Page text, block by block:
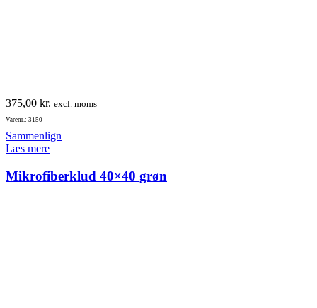
375,00 kr. excl. moms
Varenr.: 3150
Sammenlign
Læs mere
Mikrofiberklud 40×40 grøn